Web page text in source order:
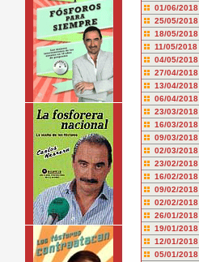
01/06/2018
25/05/2018
18/05/2018
11/05/2018
04/05/2018
27/04/2018
13/04/2018
06/04/2018
23/03/2018
16/03/2018
09/03/2018
02/03/2018
23/02/2018
16/02/2018
09/02/2018
02/02/2018
26/01/2018
19/01/2018
12/01/2018
05/01/2018